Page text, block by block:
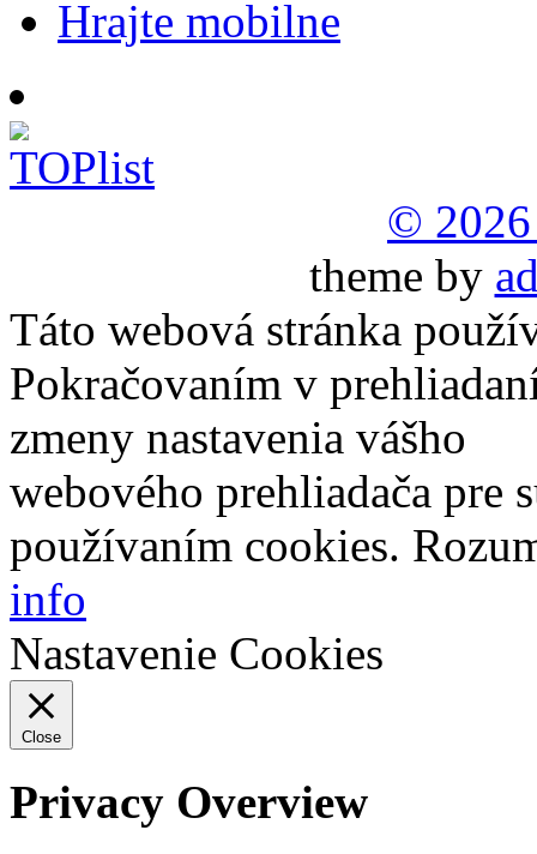
Hrajte mobilne
©
theme by
Táto webová stránka
Pokračovaním v
zmeny nastavenia vášho
webového prehliadača pre
používaním cookies.
info
Nastavenie Cookies
Close
Privacy Overview